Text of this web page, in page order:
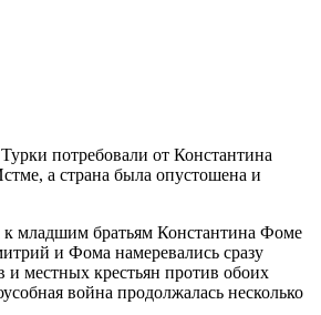
потребовали от Константина
а страна была опустошена и
младшим братьям Константина Фоме
и Фома намеревались сразу
местных крестьян против обоих
война продолжалась несколько